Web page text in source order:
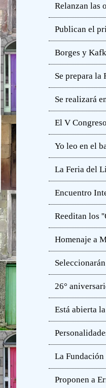
Relanzan las
Publican el
Borges y
Se prepara la
Se realizará
El V
Yo leo en el
La Feria del
Encuentro
Reeditan los
Homenaje a
26°
Está abierta
La
Proponen a